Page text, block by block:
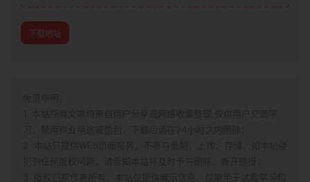
下载地址